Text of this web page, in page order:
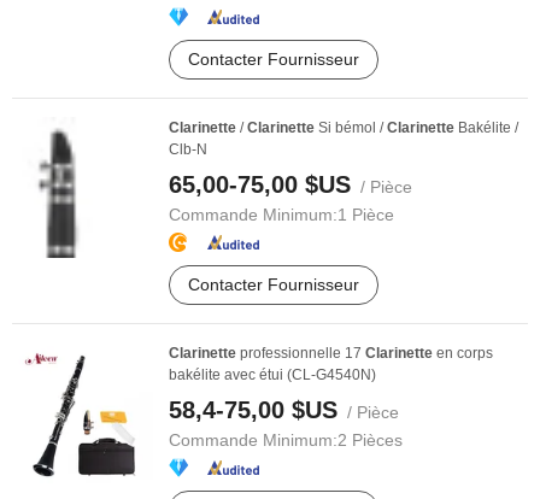
Contacter Fournisseur
Clarinette /Clarinette Si bémol /Clarinette Bakélite /
Clb-N
65,00-75,00 $US / Pièce
Commande Minimum:1 Pièce
Contacter Fournisseur
Clarinette professionnelle 17 Clarinette en corps
bakélite avec étui (CL-G4540N)
58,4-75,00 $US / Pièce
Commande Minimum:2 Pièces